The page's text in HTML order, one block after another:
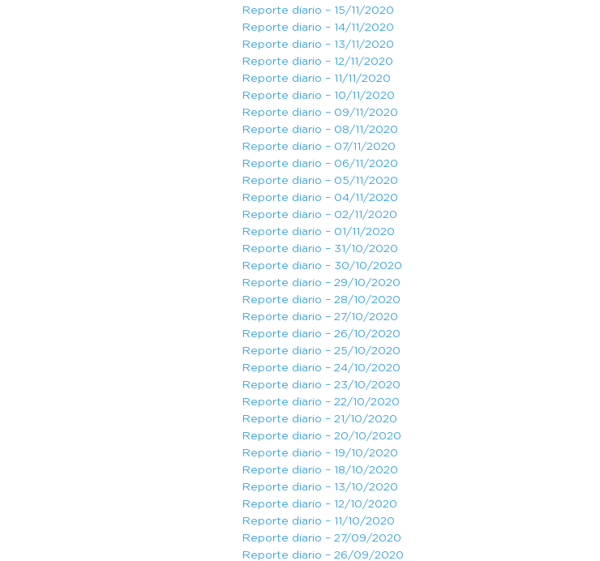
Reporte diario – 15/11/2020
Reporte diario – 14/11/2020
Reporte diario – 13/11/2020
Reporte diario – 12/11/2020
Reporte diario – 11/11/2020
Reporte diario – 10/11/2020
Reporte diario – 09/11/2020
Reporte diario – 08/11/2020
Reporte diario – 07/11/2020
Reporte diario – 06/11/2020
Reporte diario – 05/11/2020
Reporte diario – 04/11/2020
Reporte diario – 02/11/2020
Reporte diario – 01/11/2020
Reporte diario – 31/10/2020
Reporte diario – 30/10/2020
Reporte diario – 29/10/2020
Reporte diario – 28/10/2020
Reporte diario – 27/10/2020
Reporte diario – 26/10/2020
Reporte diario – 25/10/2020
Reporte diario – 24/10/2020
Reporte diario – 23/10/2020
Reporte diario – 22/10/2020
Reporte diario – 21/10/2020
Reporte diario – 20/10/2020
Reporte diario – 19/10/2020
Reporte diario – 18/10/2020
Reporte diario – 13/10/2020
Reporte diario – 12/10/2020
Reporte diario – 11/10/2020
Reporte diario – 27/09/2020
Reporte diario – 26/09/2020